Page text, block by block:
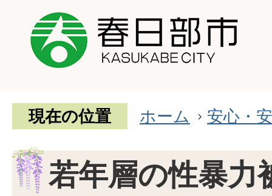
現在の位置 ホーム 安心・
若年層の性暴力